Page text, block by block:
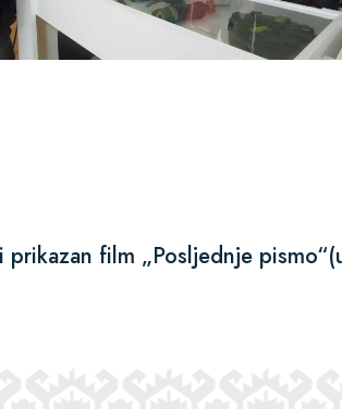
film „Posljednje